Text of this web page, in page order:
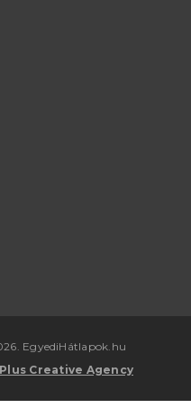
EgyediHátlapok.hu
Plus Creative Agency